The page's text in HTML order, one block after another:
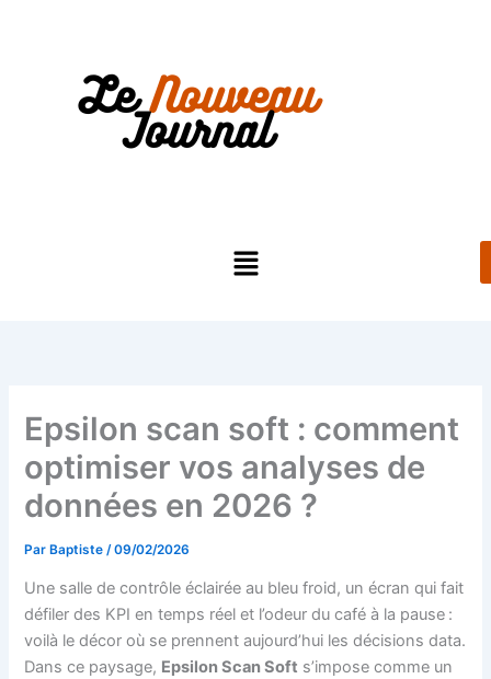
Menu
Epsilon scan soft : comment
optimiser vos analyses de
données en 2026 ?
ParBaptiste /09/02/2026
Une salle de contrôle éclairée au bleu froid, un écran qui fait
défiler des KPI en temps réel et l’odeur du café à la pause :
voilà le décor où se prennent aujourd’hui les décisions data.
Dans ce paysage, Epsilon Scan Soft s’impose comme un